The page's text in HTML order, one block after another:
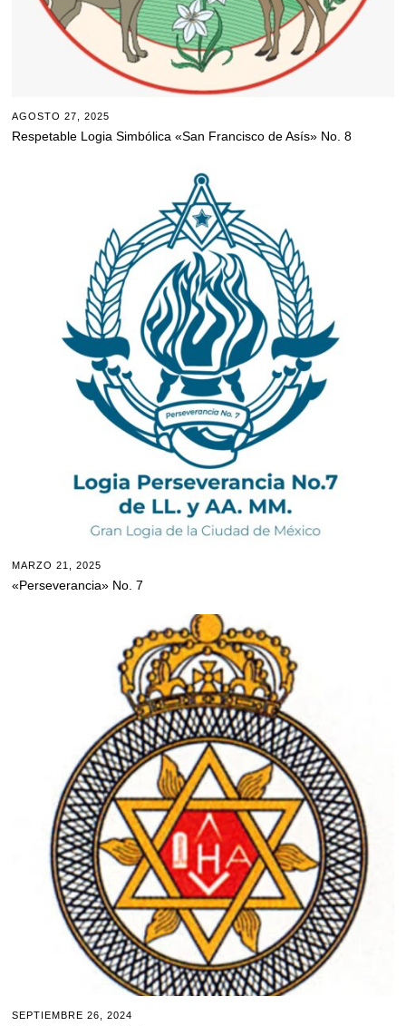
AGOSTO 27, 2025
Respetable Logia Simbólica «San Francisco de Asís» No. 8
MARZO 21, 2025
«Perseverancia» No. 7
SEPTIEMBRE 26, 2024